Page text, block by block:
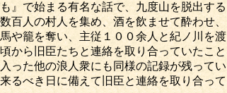
』で始まる有名な話で、九度山を脱出する
百人の村人を集め、酒を飲ませて酔わせ、
や籠を奪い、主従１００余人と紀ノ川を渡
から旧臣たちと連絡を取り合っていたこと
った他の浪人衆にも同様の記録が残ってい
るべき日に備えて旧臣と連絡を取り合って